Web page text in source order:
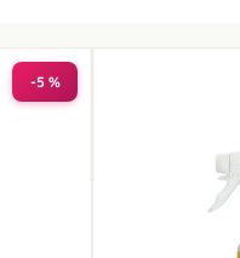
-5 %